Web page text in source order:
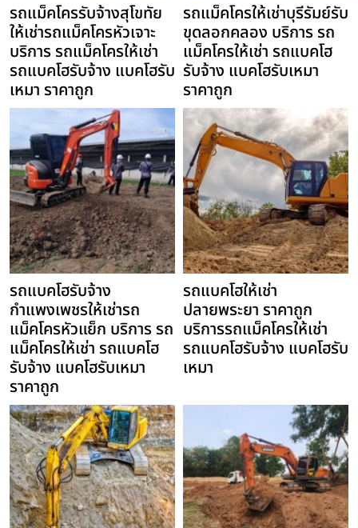
รถแม็คโครรับจ้างสุโขทัย
ให้เช่ารถแม็คโครหัวเจาะ
บริการ รถแม็คโครให้เช่า
รถแบคโฮรับจ้าง แบคโฮรับ
เหมา ราคาถูก
รถแม็คโครให้เช่าบุรีรัมย์รับ
ขุดลอกคลอง บริการ รถ
แม็คโครให้เช่า รถแบคโฮ
รับจ้าง แบคโฮรับเหมา
ราคาถูก
รถแบคโฮรับจ้าง
กำแพงเพชรให้เช่ารถ
แม็คโครหัวแย็ก บริการ รถ
แม็คโครให้เช่า รถแบคโฮ
รับจ้าง แบคโฮรับเหมา
ราคาถูก
รถแบคโฮให้เช่า
ปลายพระยา ราคาถูก
บริการรถแม็คโครให้เช่า
รถแบคโฮรับจ้าง แบคโฮรับ
เหมา